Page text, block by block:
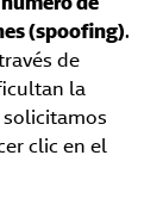
(spoofing).
de
la
clic en el